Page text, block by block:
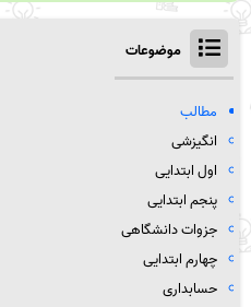
موضوعات
مطالب
انگیزشی
اول ابتدایی
پنجم ابتدایی
جزوات دانشگاهی
چهارم ابتدایی
حسابداری